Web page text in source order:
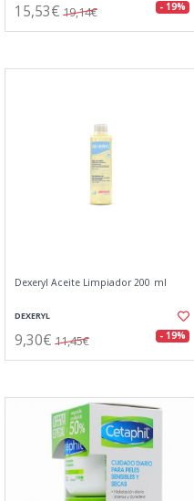
15,53€ 19,14€ - 19%
Dexeryl Aceite Limpiador 200 ml
DEXERYL
9,30€ 11,45€ - 19%